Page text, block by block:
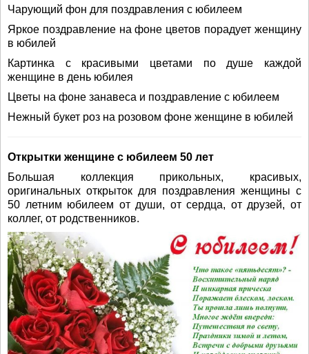
Чарующий фон для поздравления с юбилеем
Яркое поздравление на фоне цветов порадует женщину
в юбилей
Картинка с красивыми цветами по душе каждой
женщине в день юбилея
Цветы на фоне занавеса и поздравление с юбилеем
Нежный букет роз на розовом фоне женщине в юбилей
Открытки женщине с юбилеем 50 лет
Большая коллекция прикольных, красивых,
оригинальных открыток для поздравления женщины с
50 летним юбилеем от души, от сердца, от друзей, от
коллег, от родственников.